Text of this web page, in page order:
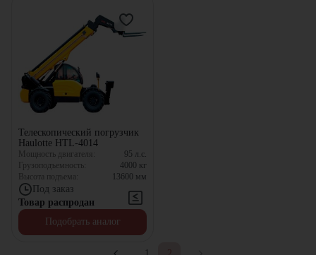
Телескопический погрузчик
Haulotte HTL-4014
Мощность двигателя: 95 л.с.
Грузоподъемность:
4000 кг
Высота подъема:
13600 мм
Под заказ
Товар распродан
Подобрать аналог